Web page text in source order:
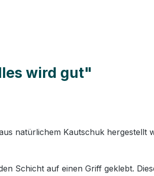
wird gut"
natürlichem Kautschuk
Schicht auf einen Griff geklebt.